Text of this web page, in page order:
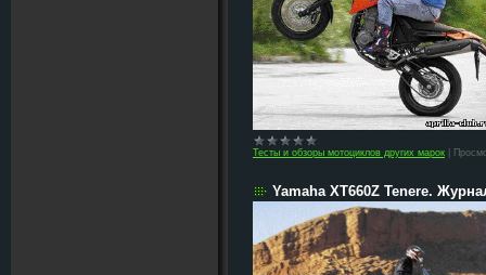
Тесты и обзоры мотоциклов других марок
Yamaha XT660Z Tenere.